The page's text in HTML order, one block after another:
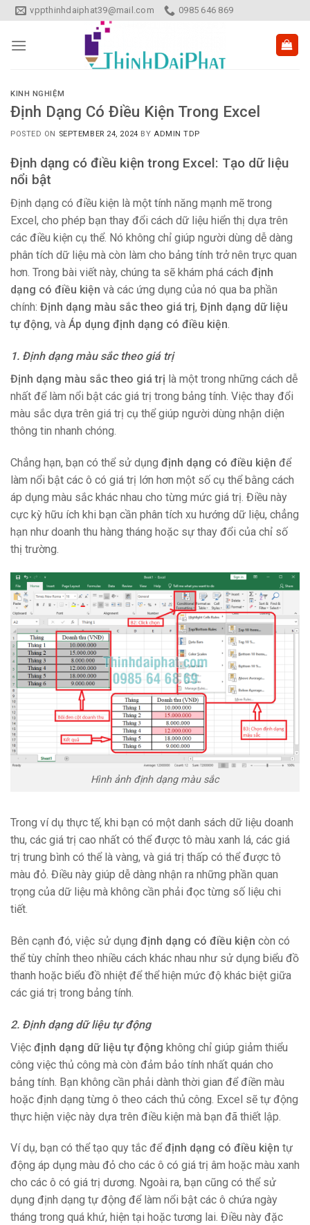
Skip
to
content
vppthinhdaiphat39@mail.com 0985 646 869
KINH NGHIỆM
Định Dạng Có Điều Kiện Trong Excel
POSTED ON SEPTEMBER 24, 2024 BY ADMIN TDP
Định dạng có điều kiện trong Excel: Tạo dữ liệu
nổi bật
Định dạng có điều kiện là một tính năng mạnh mẽ trong
Excel, cho phép bạn thay đổi cách dữ liệu hiển thị dựa trên
các điều kiện cụ thể. Nó không chỉ giúp người dùng dễ dàng
phân tích dữ liệu mà còn làm cho bảng tính trở nên trực quan
hơn. Trong bài viết này, chúng ta sẽ khám phá cách định
dạng có điều kiện và các ứng dụng của nó qua ba phần
chính: Định dạng màu sắc theo giá trị, Định dạng dữ liệu
tự động, và Áp dụng định dạng có điều kiện.
1. Định dạng màu sắc theo giá trị
Định dạng màu sắc theo giá trị là một trong những cách dễ
nhất để làm nổi bật các giá trị trong bảng tính. Việc thay đổi
màu sắc dựa trên giá trị cụ thể giúp người dùng nhận diện
thông tin nhanh chóng.
Chẳng hạn, bạn có thể sử dụng định dạng có điều kiện để
làm nổi bật các ô có giá trị lớn hơn một số cụ thể bằng cách
áp dụng màu sắc khác nhau cho từng mức giá trị. Điều này
cực kỳ hữu ích khi bạn cần phân tích xu hướng dữ liệu, chẳng
hạn như doanh thu hàng tháng hoặc sự thay đổi của chỉ số
thị trường.
Hình ảnh định dạng màu sắc
Trong ví dụ thực tế, khi bạn có một danh sách dữ liệu doanh
thu, các giá trị cao nhất có thể được tô màu xanh lá, các giá
trị trung bình có thể là vàng, và giá trị thấp có thể được tô
màu đỏ. Điều này giúp dễ dàng nhận ra những phần quan
trọng của dữ liệu mà không cần phải đọc từng số liệu chi
tiết.
Bên cạnh đó, việc sử dụng định dạng có điều kiện còn có
thể tùy chỉnh theo nhiều cách khác nhau như sử dụng biểu đồ
thanh hoặc biểu đồ nhiệt để thể hiện mức độ khác biệt giữa
các giá trị trong bảng tính.
2. Định dạng dữ liệu tự động
Việc định dạng dữ liệu tự động không chỉ giúp giảm thiểu
công việc thủ công mà còn đảm bảo tính nhất quán cho
bảng tính. Bạn không cần phải dành thời gian để điền màu
hoặc định dạng từng ô theo cách thủ công. Excel sẽ tự động
thực hiện việc này dựa trên điều kiện mà bạn đã thiết lập.
Ví dụ, bạn có thể tạo quy tắc đểđịnh dạng có điều kiện tự
động áp dụng màu đỏ cho các ô có giá trị âm hoặc màu xanh
cho các ô có giá trị dương. Ngoài ra, bạn cũng có thể sử
dụng định dạng tự động để làm nổi bật các ô chứa ngày
tháng trong quá khứ, hiện tại hoặc tương lai. Điều này đặc